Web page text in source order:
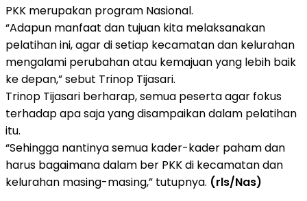
PKK merupakan program Nasional.
“Adapun manfaat dan tujuan kita melaksanakan
pelatihan ini, agar di setiap kecamatan dan kelurahan
mengalami perubahan atau kemajuan yang lebih baik
ke depan,” sebut Trinop Tijasari.
Trinop Tijasari berharap, semua peserta agar fokus
terhadap apa saja yang disampaikan dalam pelatihan
itu.
“Sehingga nantinya semua kader-kader paham dan
harus bagaimana dalam ber PKK di kecamatan dan
kelurahan masing-masing,” tutupnya. (rls/Nas)